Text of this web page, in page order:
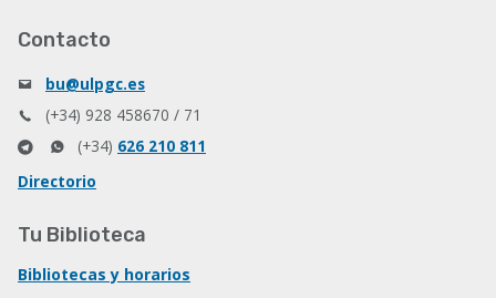
Contacto
bu@ulpgc.es
(+34) 928 458670 / 71
(+34) 626 210 811
Directorio
Tu Biblioteca
Bibliotecas y horarios